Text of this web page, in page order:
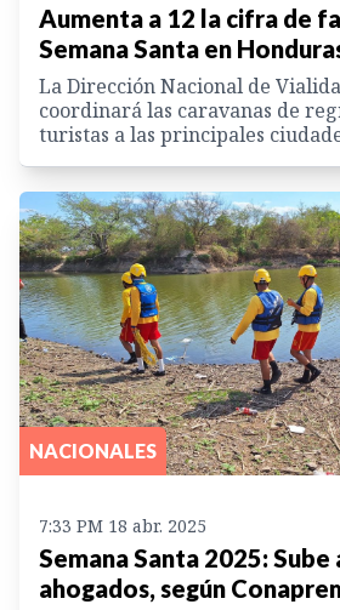
Aumenta a 12 la cifra de
Semana Santa en
La Dirección Nacional de
coordinará las caravanas de
turistas a las principales
NACIONALES
7:33 PM 18 abr. 2025
Semana Santa 2025:
ahogados, según